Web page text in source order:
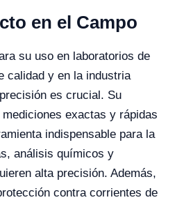
en el Campo
su uso en laboratorios de
calidad y en la industria
es crucial. Su
exactas y rápidas
indispensable para la
análisis químicos y
alta precisión. Además,
contra corrientes de